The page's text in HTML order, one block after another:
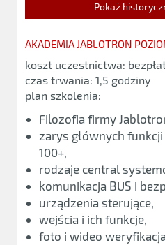
Pokaż
AKADEMIA JABLOTRON
koszt uczestnictwa:
czas trwania: 1,5 godziny
plan szkolenia:
Filozofia firmy
zarys głównych funkcji
100+,
rodzaje central
komunikacja BUS i
urządzenia sterujące,
wejścia i ich funkcje,
foto i wideo